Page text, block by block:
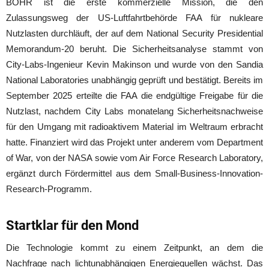
BOHR ist die erste kommerzielle Mission, die den
Zulassungsweg der US-Luftfahrtbehörde FAA für nukleare
Nutzlasten durchläuft, der auf dem National Security Presidential
Memorandum-20 beruht. Die Sicherheitsanalyse stammt von
City-Labs-Ingenieur Kevin Makinson und wurde von den Sandia
National Laboratories unabhängig geprüft und bestätigt. Bereits im
September 2025 erteilte die FAA die endgültige Freigabe für die
Nutzlast, nachdem City Labs monatelang Sicherheitsnachweise
für den Umgang mit radioaktivem Material im Weltraum erbracht
hatte. Finanziert wird das Projekt unter anderem vom Department
of War, von der NASA sowie vom Air Force Research Laboratory,
ergänzt durch Fördermittel aus dem Small-Business-Innovation-
Research-Programm.
Startklar für den Mond
Die Technologie kommt zu einem Zeitpunkt, an dem die
Nachfrage nach lichtunabhängigen Energiequellen wächst. Das